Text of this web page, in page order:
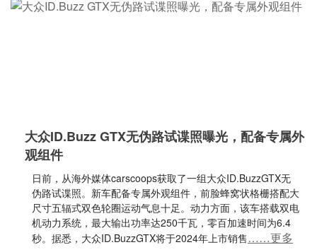
大众ID.Buzz GTX无伪路试谍照曝光，配备专属外
观组件
日前，从海外媒体carscoops获取了一组大众ID.BuzzGTX无
伪路试谍照。新车配备专属外观组件，前脸蜂窝状格栅搭配大
尺寸五辐式双色轮圈运动气息十足。动力方面，该车搭载双电
机动力系统，最大输出功率达250千瓦，零百加速时间为6.4
秒。据悉，大众ID.BuzzGTX将于2024年上市销售……更多